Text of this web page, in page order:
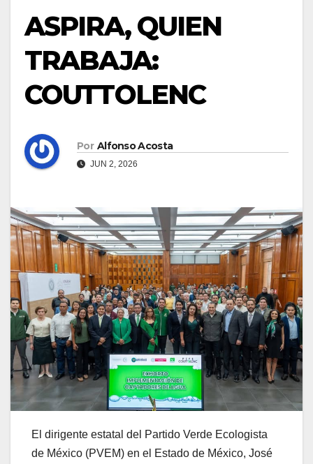
ASPIRA, QUIEN
TRABAJA:
COUTTOLENC
Por Alfonso Acosta
JUN 2, 2026
El dirigente estatal del Partido Verde Ecologista
de México (PVEM) en el Estado de México, José